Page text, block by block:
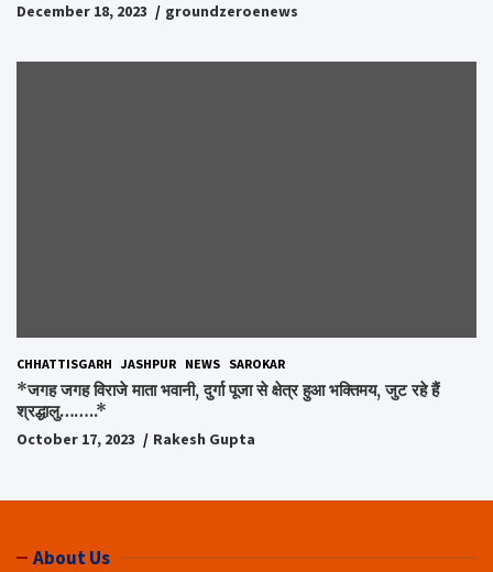
December 18, 2023 groundzeroenews
CHHATTISGARH JASHPUR NEWS SAROKAR
*जगह जगह विराजे माता भवानी, दुर्गा पूजा से क्षेत्र हुआ भक्तिमय, जुट रहे हैं
श्रद्धालु……..*
October 17, 2023 Rakesh Gupta
About Us